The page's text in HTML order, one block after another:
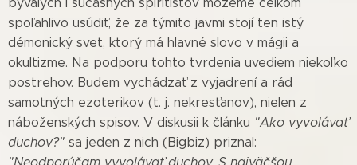
spoľahlivo usúdiť, že za týmito javmi stojí ten istý
démonický svet, ktorý má hlavné slovo v mágii a
okultizme. Na podporu tohto tvrdenia uvediem niekoľko
postrehov. Budem vychádzať z vyjadrení a rád
samotných ezoterikov (t. j. nekresťanov), nielen z
náboženských spisov. V diskusii k článku "Ako vyvolávať
duchov?" sa jeden z nich (Bigbiz) priznal: